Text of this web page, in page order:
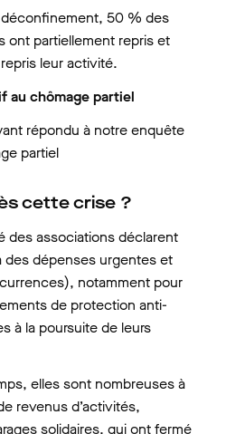
déconfinement, 50 % des
ont partiellement repris et
leur activité.
au chômage partiel
répondu à notre enquête
partiel
cette crise ?
des associations déclarent
des dépenses urgentes et
notamment pour
de protection anti-
à la poursuite de leurs
elles sont nombreuses à
revenus d’activités,
solidaires, qui ont fermé